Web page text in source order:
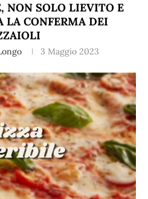
NON SOLO LIEVITO E
LA CONFERMA DEI
3 Maggio 2023